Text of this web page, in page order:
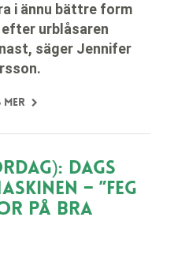
i ännu bättre form
efter urblåsaren
säger Jennifer
mer
Dags
– ”Feg
på bra